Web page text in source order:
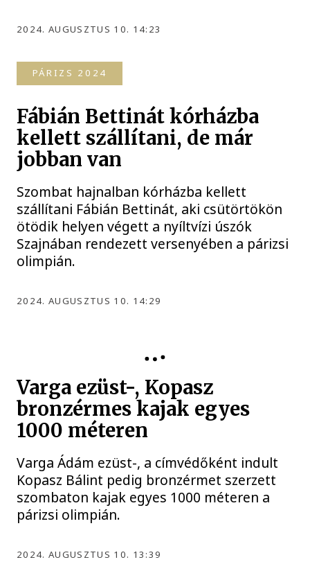
2024. AUGUSZTUS 10. 14:23
PÁRIZS 2024
Fábián Bettinát kórházba
kellett szállítani, de már
jobban van
Szombat hajnalban kórházba kellett
szállítani Fábián Bettinát, aki csütörtökön
ötödik helyen végett a nyíltvízi úszók
Szajnában rendezett versenyében a párizsi
olimpián.
2024. AUGUSZTUS 10. 14:29
Varga ezüst-, Kopasz
bronzérmes kajak egyes
1000 méteren
Varga Ádám ezüst-, a címvédőként indult
Kopasz Bálint pedig bronzérmet szerzett
szombaton kajak egyes 1000 méteren a
párizsi olimpián.
2024. AUGUSZTUS 10. 13:39